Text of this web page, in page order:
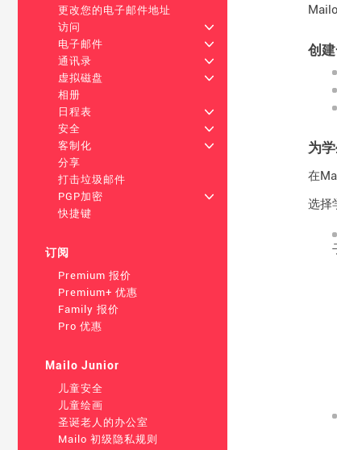
更改您的电子邮件地址
访问
+
电子邮件
+
通讯录
+
虚拟磁盘
+
相册
日程表
+
安全
+
客制化
+
分享
打击垃圾邮件
PGP加密
+
快捷键
订阅
Premium 报价
Premium+ 优惠
Family 报价
Pro 优惠
Mailo Junior
儿童安全
儿童绘画
圣诞老人的办公室
Mailo 初级隐私规则
创
为
在
选择